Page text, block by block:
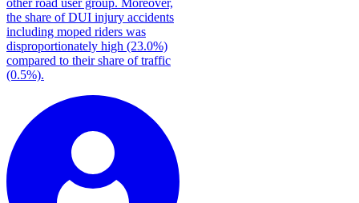
the share of DUI injury accidents
including moped riders was
disproportionately high (23.0%)
compared to their share of traffic
(0.5%).